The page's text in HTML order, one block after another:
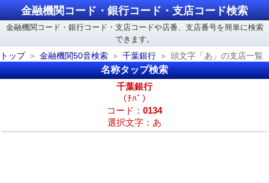
金融機関コード・銀行コード・支店コード検索
金融機関コード・銀行コード・支店コードや店番、支店番号を簡単に検索
できます。
トップ
金融機関50音検索 千葉銀行 頭文字「あ」の支店一覧
名称タップ検索
千葉銀行
（ﾁﾊﾞ）
コード： 0134
選択文字：あ